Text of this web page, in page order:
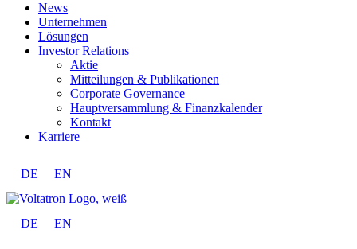
News
Unternehmen
Lösungen
Investor Relations
Aktie
Mitteilungen & Publikationen
Corporate Governance
Hauptversammlung & Finanzkalender
Kontakt
Karriere
DE EN
DE EN